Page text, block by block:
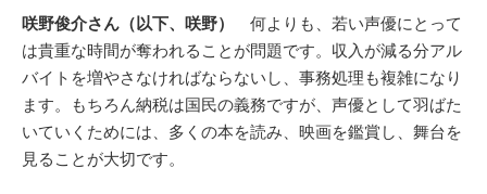
咲野俊介さん（以下、咲野）
何よりも、若い声優にとって
は貴重な時間が奪われることが問題です。収入が減る分アル
バイトを増やさなければならないし、事務処理も複雑になり
ます。もちろん納税は国民の義務ですが、声優として羽ばた
いていくためには、多くの本を読み、映画を鑑賞し、舞台を
見ることが大切です。